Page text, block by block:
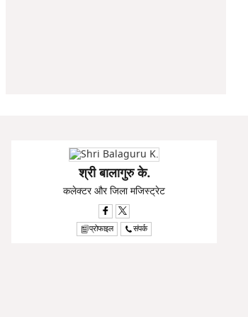
श्री बालागुरु के.
कलेक्टर और जिला मजिस्ट्रेट
प्रोफाइल संपर्क